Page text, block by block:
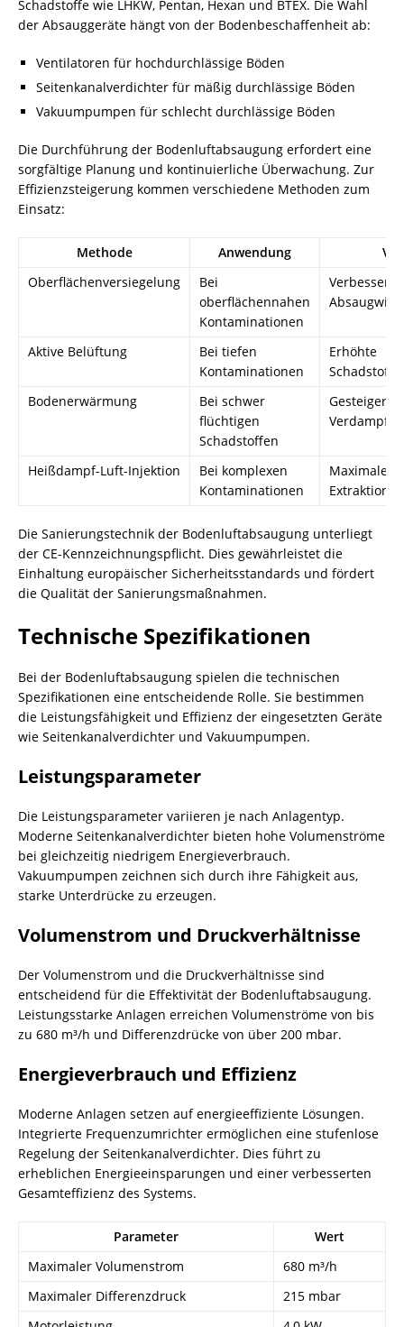
Schadstoffe wie LHKW, Pentan, Hexan und BTEX. Die Wahl
der Absauggeräte hängt von der Bodenbeschaffenheit ab:
Ventilatoren für hochdurchlässige Böden
Seitenkanalverdichter für mäßig durchlässige Böden
Vakuumpumpen für schlecht durchlässige Böden
Die Durchführung der Bodenluftabsaugung erfordert eine
sorgfältige Planung und kontinuierliche Überwachung. Zur
Effizienzsteigerung kommen verschiedene Methoden zum
Einsatz:
Methode Anwendung
Oberflächenversiegelung
Bei
oberflächennahen
Kontaminationen
Verbesserte
Aktive Belüftung
Bei tiefen
Kontaminationen
Erhöhte
Bodenerwärmung
Bei schwer
flüchtigen
Schadstoffen
Gesteigerte
Heißdampf-Luft-Injektion
Bei komplexen
Kontaminationen
Maximale
Die Sanierungstechnik der Bodenluftabsaugung unterliegt
der CE-Kennzeichnungspflicht. Dies gewährleistet die
Einhaltung europäischer Sicherheitsstandards und fördert
die Qualität der Sanierungsmaßnahmen.
Technische Spezifikationen
Bei der Bodenluftabsaugung spielen die technischen
Spezifikationen eine entscheidende Rolle. Sie bestimmen
die Leistungsfähigkeit und Effizienz der eingesetzten Geräte
wie Seitenkanalverdichter und Vakuumpumpen.
Leistungsparameter
Die Leistungsparameter variieren je nach Anlagentyp.
Moderne Seitenkanalverdichter bieten hohe Volumenströme
bei gleichzeitig niedrigem Energieverbrauch.
Vakuumpumpen zeichnen sich durch ihre Fähigkeit aus,
starke Unterdrücke zu erzeugen.
Volumenstrom und Druckverhältnisse
Der Volumenstrom und die Druckverhältnisse sind
entscheidend für die Effektivität der Bodenluftabsaugung.
Leistungsstarke Anlagen erreichen Volumenströme von bis
zu 680 m³/h und Differenzdrücke von über 200 mbar.
Energieverbrauch und Effizienz
Moderne Anlagen setzen auf energieeffiziente Lösungen.
Integrierte Frequenzumrichter ermöglichen eine stufenlose
Regelung der Seitenkanalverdichter. Dies führt zu
erheblichen Energieeinsparungen und einer verbesserten
Gesamteffizienz des Systems.
Parameter
Wert
Maximaler Volumenstrom
680 m³/h
Maximaler Differenzdruck
215 mbar